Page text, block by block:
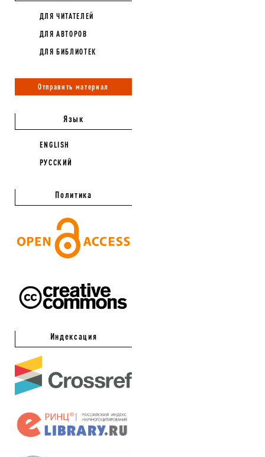
ДЛЯ ЧИТАТЕЛЕЙ
ДЛЯ АВТОРОВ
ДЛЯ БИБЛИОТЕК
Отправить материал
Язык
ENGLISH
РУССКИЙ
Политика
Индексация